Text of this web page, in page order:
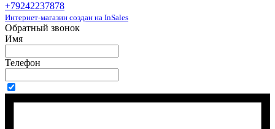
+79242237878
Интернет-магазин создан на InSales
Обратный звонок
Имя
Телефон